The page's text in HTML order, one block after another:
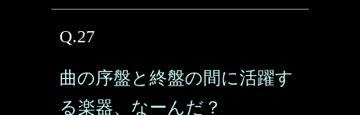
Q.27
曲の序盤と終盤の間に活躍す
る楽器、なーんだ？